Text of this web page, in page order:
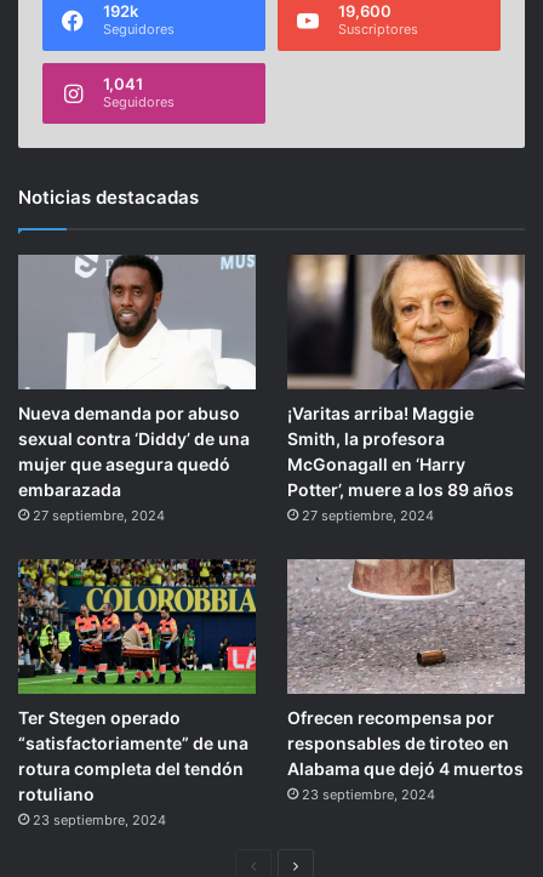
192k
Seguidores
19,600
Suscriptores
1,041
Seguidores
Noticias destacadas
Nueva demanda por abuso
sexual contra ‘Diddy’ de una
mujer que asegura quedó
embarazada
27 septiembre, 2024
¡Varitas arriba! Maggie
Smith, la profesora
McGonagall en ‘Harry
Potter’, muere a los 89 años
27 septiembre, 2024
Ter Stegen operado
“satisfactoriamente” de una
rotura completa del tendón
rotuliano
23 septiembre, 2024
Ofrecen recompensa por
responsables de tiroteo en
Alabama que dejó 4 muertos
23 septiembre, 2024
PáginaSiguiente